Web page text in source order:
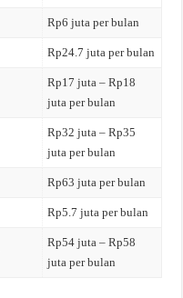
Rp6 juta per bulan
Rp24.7 juta per bulan
Rp17 juta – Rp18
juta per bulan
Rp32 juta – Rp35
juta per bulan
Rp63 juta per bulan
Rp5.7 juta per bulan
Rp54 juta – Rp58
juta per bulan